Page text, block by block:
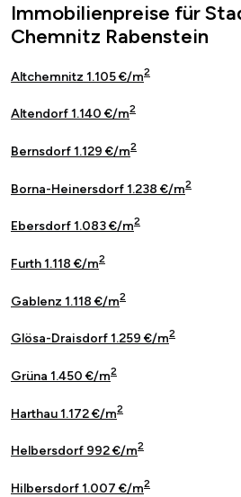
Immobilienpreise für
Chemnitz Rabenstein
Altchemnitz 1.105 €/m2
Altendorf 1.140 €/m2
Bernsdorf 1.129 €/m2
Borna-Heinersdorf 1.238 €/m2
Ebersdorf 1.083 €/m2
Furth 1.118 €/m2
Gablenz 1.118 €/m2
Glösa-Draisdorf 1.259 €/m2
Grüna 1.450 €/m2
Harthau 1.172 €/m2
Helbersdorf 992 €/m2
Hilbersdorf 1.007 €/m2